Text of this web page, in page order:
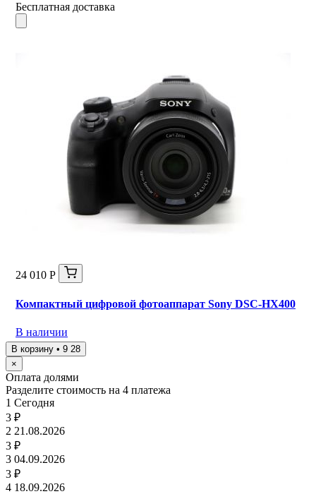
Бесплатная доставка
24 010 Р
Компактный цифровой фотоаппарат Sony DSC-HX400
В наличии
В корзину • 9 28
×
Оплата долями
Разделите стоимость на 4 платежа
1 Сегодня
3 ₽
2 21.08.2026
3 ₽
3 04.09.2026
3 ₽
4 18.09.2026